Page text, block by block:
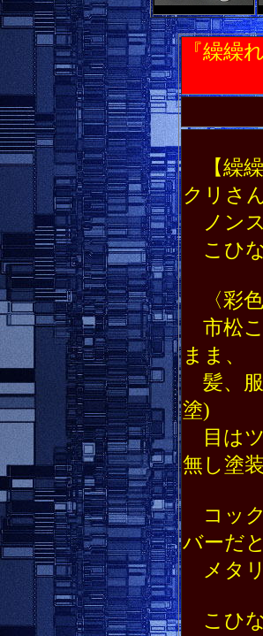
『繰繰
【繰繰
クリさ
ノン
こひ
〈彩色
市松こ
まま、
髪、服
塗)
目はツ
無し塗
コック
バーだ
メタリ
こひ